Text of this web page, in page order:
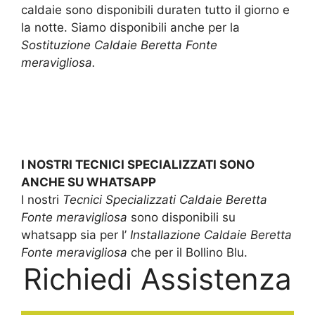
caldaie sono disponibili duraten tutto il giorno e
la notte. Siamo disponibili anche per la
Sostituzione Caldaie Beretta Fonte
meravigliosa.
I NOSTRI TECNICI SPECIALIZZATI SONO
ANCHE SU WHATSAPP
I nostri Tecnici Specializzati Caldaie Beretta
Fonte meravigliosa sono disponibili su
whatsapp sia per l’ Installazione Caldaie Beretta
Fonte meravigliosa che per il Bollino Blu.
Richiedi Assistenza